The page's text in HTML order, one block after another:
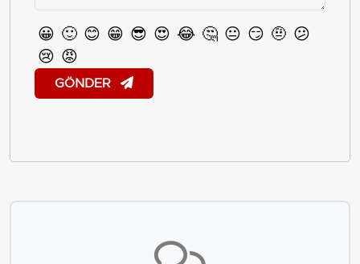
😀 🙂 😊 😁 😎 😍 😂 🤔 😐 😏 🤨 😕
😢 😡
GÖNDER